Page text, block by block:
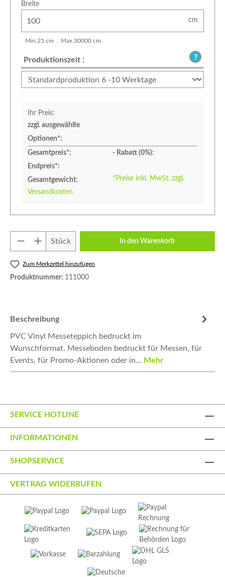
Breite
cm
Min.25 cm Max.30000cm
Produktionszeit :
Ihr Preis:
zzgl. ausgewählte
Optionen*:
Gesamtpreis*:
- Rabatt (0%):
Endpreis*:
Gesamtgewicht:
*Preise inkl. MwSt. zzgl.
Versandkosten
Produkt Anzahl: Gib den gewünschten
Stück In den Warenkorb
Zum Merkzettel hinzufügen
Produktnummer: 111000
Beschreibung
PVC Vinyl Messeteppich bedruckt im
Wunschformat. Messeboden bedruckt für Messen, für
Events, für Promo-Aktionen oder in… Mehr
SERVICE HOTLINE
INFORMATIONEN
SHOPSERVICE
VERTRAG WIDERRUFEN